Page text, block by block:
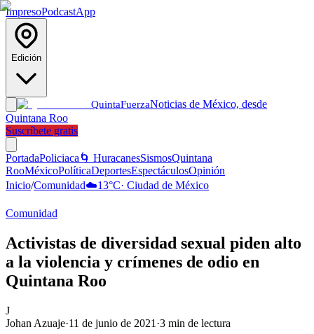
ImpresoPodcastApp
Edición
QuintaFuerzaNoticias de México, desde
Quintana Roo
Suscríbete gratis
PortadaPoliciaca 🌀 HuracanesSismosQuintana
RooMéxicoPolíticaDeportesEspectáculosOpinión
Inicio/Comunidad☁️13°C· Ciudad de México
Comunidad
Activistas de diversidad sexual piden alto
a la violencia y crímenes de odio en
Quintana Roo
J
Johan Azuaje·11 de junio de 2021 ·3 min de lectura